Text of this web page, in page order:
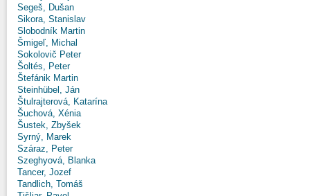
Segeš, Dušan
Sikora, Stanislav
Slobodník Martin
Šmigeľ, Michal
Sokolovič Peter
Šoltés, Peter
Štefánik Martin
Steinhübel, Ján
Štulrajterová, Katarína
Šuchová, Xénia
Šustek, Zbyšek
Syrný, Marek
Száraz, Peter
Szeghyová, Blanka
Tancer, Jozef
Tandlich, Tomáš